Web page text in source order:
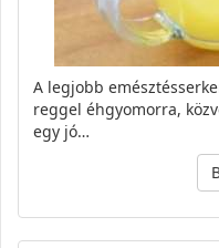
A legjobb
reggel éhgyomorra,
egy jó…